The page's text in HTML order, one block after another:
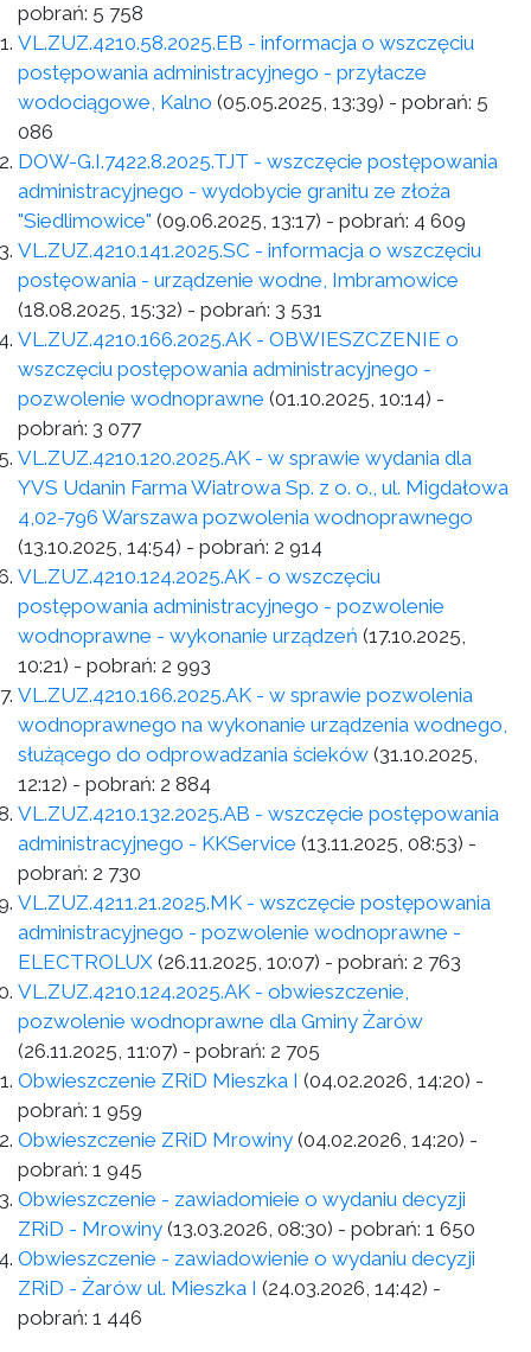
pobrań: 5 758
VL.ZUZ.4210.58.2025.EB - informacja o wszczęciu
postępowania administracyjnego - przyłacze
wodociągowe, Kalno (05.05.2025, 13:39) - pobrań: 5
086
DOW-G.I.7422.8.2025.TJT - wszczęcie postępowania
administracyjnego - wydobycie granitu ze złoża
"Siedlimowice" (09.06.2025, 13:17) - pobrań: 4 609
VL.ZUZ.4210.141.2025.SC - informacja o wszczęciu
postęowania - urządzenie wodne, Imbramowice
(18.08.2025, 15:32) - pobrań: 3 531
VL.ZUZ.4210.166.2025.AK - OBWIESZCZENIE o
wszczęciu postępowania administracyjnego -
pozwolenie wodnoprawne (01.10.2025, 10:14) -
pobrań: 3 077
VL.ZUZ.4210.120.2025.AK - w sprawie wydania dla
YVS Udanin Farma Wiatrowa Sp. z o. o., ul. Migdałowa
4,02-796 Warszawa pozwolenia wodnoprawnego
(13.10.2025, 14:54) - pobrań: 2 914
VL.ZUZ.4210.124.2025.AK - o wszczęciu
postępowania administracyjnego - pozwolenie
wodnoprawne - wykonanie urządzeń (17.10.2025,
10:21) - pobrań: 2 993
VL.ZUZ.4210.166.2025.AK - w sprawie pozwolenia
wodnoprawnego na wykonanie urządzenia wodnego,
służącego do odprowadzania ścieków (31.10.2025,
12:12) - pobrań: 2 884
VL.ZUZ.4210.132.2025.AB - wszczęcie postępowania
administracyjnego - KKService (13.11.2025, 08:53) -
pobrań: 2 730
VL.ZUZ.4211.21.2025.MK - wszczęcie postępowania
administracyjnego - pozwolenie wodnoprawne -
ELECTROLUX (26.11.2025, 10:07) - pobrań: 2 763
VL.ZUZ.4210.124.2025.AK - obwieszczenie,
pozwolenie wodnoprawne dla Gminy Żarów
(26.11.2025, 11:07) - pobrań: 2 705
Obwieszczenie ZRiD Mieszka I (04.02.2026, 14:20) -
pobrań: 1 959
Obwieszczenie ZRiD Mrowiny (04.02.2026, 14:20) -
pobrań: 1 945
Obwieszczenie - zawiadomieie o wydaniu decyzji
ZRiD - Mrowiny (13.03.2026, 08:30) - pobrań: 1 650
Obwieszczenie - zawiadowienie o wydaniu decyzji
ZRiD - Żarów ul. Mieszka I (24.03.2026, 14:42) -
pobrań: 1 446